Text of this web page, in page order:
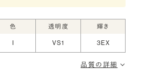
色 透明度 輝き
I VS1 3EX
品質の詳細